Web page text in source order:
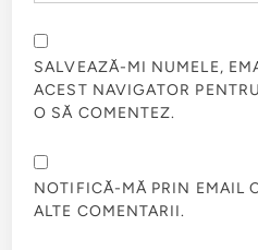
SALVEAZĂ-MI NUMELE,
ACEST NAVIGATOR
O SĂ COMENTEZ.
NOTIFICĂ-MĂ PRIN EMAIL
ALTE COMENTARII.